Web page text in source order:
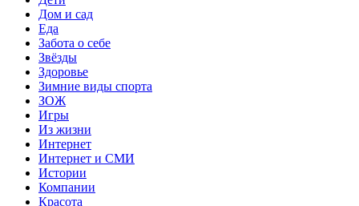
Дом и сад
Еда
Забота о себе
Звёзды
Здоровье
Зимние виды спорта
ЗОЖ
Игры
Из жизни
Интернет
Интернет и СМИ
Истории
Компании
Красота